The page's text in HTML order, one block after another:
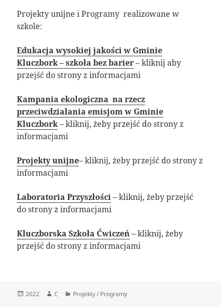
Projekty unijne i Programy realizowane w
szkole:
Edukacja wysokiej jakości w Gminie
Kluczbork – szkoła bez barier– kliknij aby
przejść do strony z informacjami
Kampania ekologiczna na rzecz
przeciwdziałania emisjom w Gminie
Kluczbork– kliknij, żeby przejść do strony z
informacjami
Projekty unijne– kliknij, żeby przejść do strony z
informacjami
Laboratoria Przyszłości– kliknij, żeby przejść
do strony z informacjami
Kluczborska Szkoła Ćwiczeń– kliknij, żeby
przejść do strony z informacjami
Data
2022 Autor
C Kategorie
Projekty / Programy